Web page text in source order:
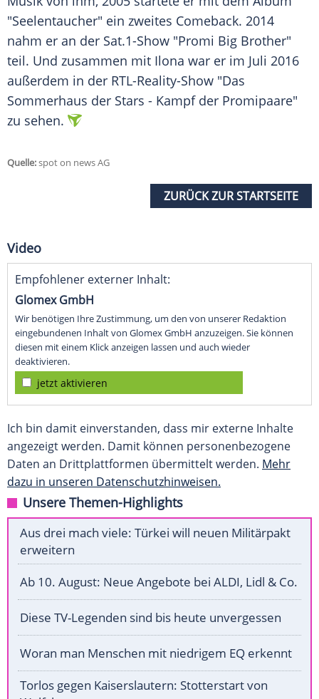
"Seelentaucher" ein zweites Comeback. 2014
nahm er an der Sat.1-Show "Promi Big Brother"
teil. Und zusammen mit Ilona war er im Juli 2016
außerdem in der RTL-Reality-Show "Das
Sommerhaus der Stars - Kampf der Promipaare"
zu sehen.
Quelle:spot on news AG
ZURÜCK ZUR STARTSEITE
Video
Empfohlener externer Inhalt:
Glomex GmbH
Wir benötigen Ihre Zustimmung, um den von unserer Redaktion
eingebundenen Inhalt von Glomex GmbH anzuzeigen. Sie können
diesen mit einem Klick anzeigen lassen und auch wieder
deaktivieren.
jetzt aktivieren
Ich bin damit einverstanden, dass mir externe Inhalte
angezeigt werden. Damit können personenbezogene
Daten an Drittplattformen übermittelt werden. Mehr
dazu in unseren Datenschutzhinweisen.
Unsere Themen-Highlights
Aus drei mach viele: Türkei will neuen Militärpakt
erweitern
Ab 10. August: Neue Angebote bei ALDI, Lidl & Co.
Diese TV-Legenden sind bis heute unvergessen
Woran man Menschen mit niedrigem EQ erkennt
Torlos gegen Kaiserslautern: Stotterstart von